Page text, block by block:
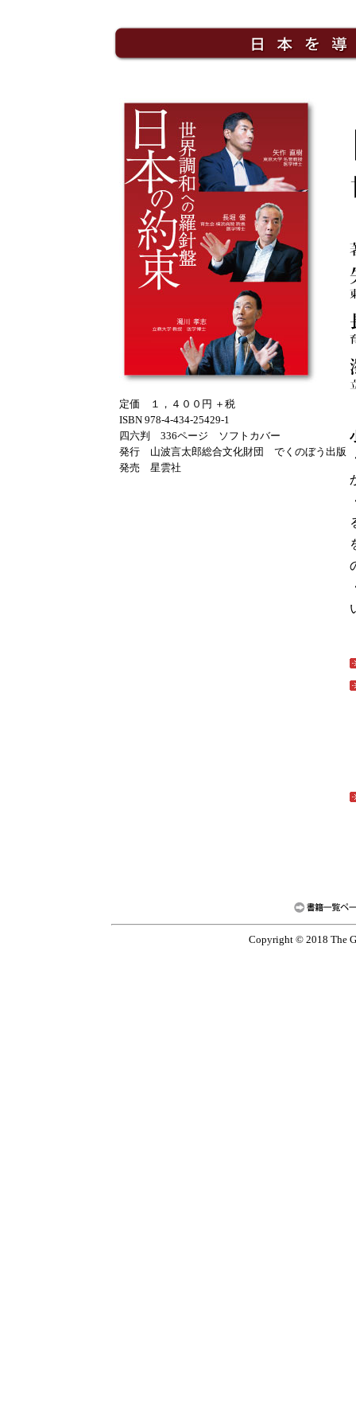
定価 １，４００円 ＋税
ISBN 978-4-434-25429-1
四六判 336ページ ソフトカバー
発行 山波言太郎総合文化財団 でくのぼう出版
発売 星雲社
Copyright © 2018 The